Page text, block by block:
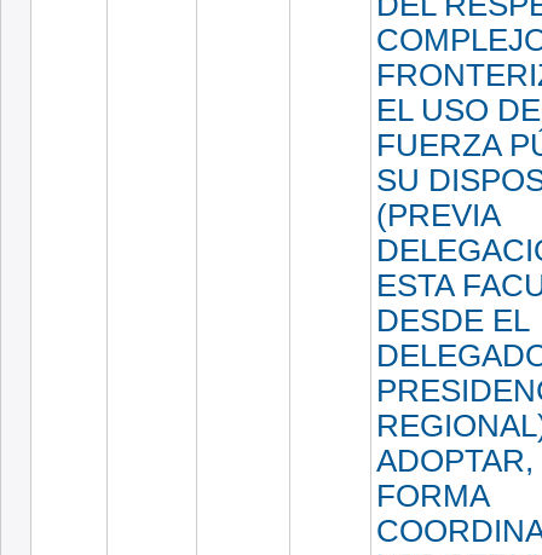
EL USO
FUERZA
SU
(PREVIA
ESTA
DESDE EL
ADOPTAR,
FORMA